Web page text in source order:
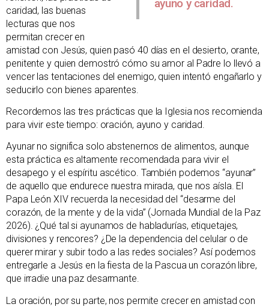
ayuno y caridad.
caridad, las buenas
lecturas que nos
permitan crecer en
amistad con Jesús, quien pasó 40 días en el desierto, orante,
penitente y quien demostró cómo su amor al Padre lo llevó a
vencer las tentaciones del enemigo, quien intentó engañarlo y
seducirlo con bienes aparentes.
Recordemos las tres prácticas que la Iglesia nos recomienda
para vivir este tiempo: oración, ayuno y caridad.
Ayunar no significa solo abstenernos de alimentos, aunque
esta práctica es altamente recomendada para vivir el
desapego y el espíritu ascético. También podemos “ayunar”
de aquello que endurece nuestra mirada, que nos aísla. El
Papa León XIV recuerda la necesidad del “desarme del
corazón, de la mente y de la vida” (Jornada Mundial de la Paz
2026). ¿Qué tal si ayunamos de habladurías, etiquetajes,
divisiones y rencores? ¿De la dependencia del celular o de
querer mirar y subir todo a las redes sociales? Así podemos
entregarle a Jesús en la fiesta de la Pascua un corazón libre,
que irradie una paz desarmante.
La oración, por su parte, nos permite crecer en amistad con